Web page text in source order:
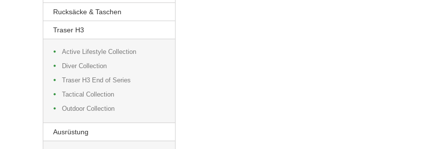
Rucksäcke & Taschen
Traser H3
Active Lifestyle Collection
Diver Collection
Traser H3 End of Series
Tactical Collection
Outdoor Collection
Ausrüstung